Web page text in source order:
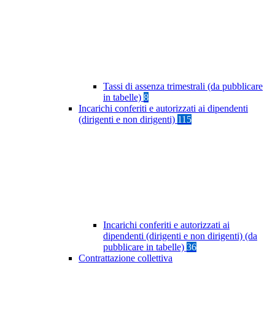
Tassi di assenza trimestrali (da pubblicare
in tabelle) 8
Incarichi conferiti e autorizzati ai dipendenti
(dirigenti e non dirigenti) 115
Incarichi conferiti e autorizzati ai
dipendenti (dirigenti e non dirigenti) (da
pubblicare in tabelle) 36
Contrattazione collettiva